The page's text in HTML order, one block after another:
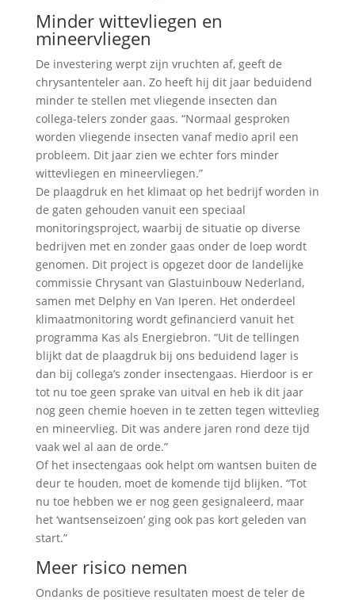
Minder wittevliegen en
mineervliegen
De investering werpt zijn vruchten af, geeft de
chrysantenteler aan. Zo heeft hij dit jaar beduidend
minder te stellen met vliegende insecten dan
collega-telers zonder gaas. “Normaal gesproken
worden vliegende insecten vanaf medio april een
probleem. Dit jaar zien we echter fors minder
wittevliegen en mineervliegen.”
De plaagdruk en het klimaat op het bedrijf worden in
de gaten gehouden vanuit een speciaal
monitoringsproject, waarbij de situatie op diverse
bedrijven met en zonder gaas onder de loep wordt
genomen. Dit project is opgezet door de landelijke
commissie Chrysant van Glastuinbouw Nederland,
samen met Delphy en Van Iperen. Het onderdeel
klimaatmonitoring wordt gefinancierd vanuit het
programma Kas als Energiebron. “Uit de tellingen
blijkt dat de plaagdruk bij ons beduidend lager is
dan bij collega’s zonder insectengaas. Hierdoor is er
tot nu toe geen sprake van uitval en heb ik dit jaar
nog geen chemie hoeven in te zetten tegen wittevlieg
en mineervlieg. Dit was andere jaren rond deze tijd
vaak wel al aan de orde.”
Of het insectengaas ook helpt om wantsen buiten de
deur te houden, moet de komende tijd blijken. “Tot
nu toe hebben we er nog geen gesignaleerd, maar
het ‘wantsenseizoen’ ging ook pas kort geleden van
start.”
Meer risico nemen
Ondanks de positieve resultaten moest de teler de